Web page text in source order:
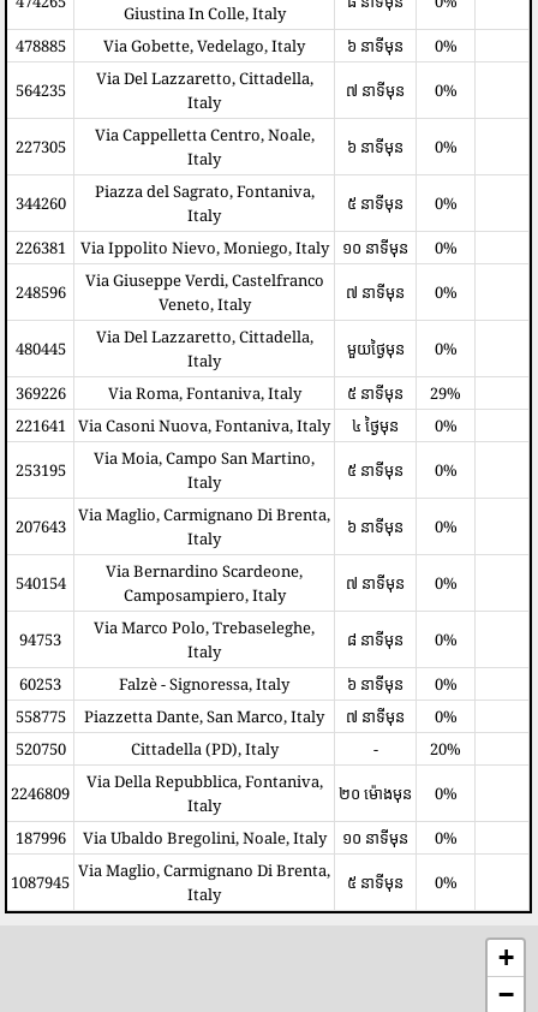
Giustina In Colle, Italy
478885 Via Gobette, Vedelago, Italy ៦ នាទីមុន 0%
564235
Via Del Lazzaretto, Cittadella,
Italy
៧ នាទីមុន 0%
227305
Via Cappelletta Centro, Noale,
Italy
៦ នាទីមុន 0%
344260
Piazza del Sagrato, Fontaniva,
Italy
៥ នាទីមុន 0%
226381 Via Ippolito Nievo, Moniego, Italy ១០ នាទីមុន 0%
248596
Via Giuseppe Verdi, Castelfranco
Veneto, Italy
៧ នាទីមុន 0%
480445
Via Del Lazzaretto, Cittadella,
Italy
មួយថ្ងៃមុន 0%
369226 Via Roma, Fontaniva, Italy ៥ នាទីមុន
29%
221641 Via Casoni Nuova, Fontaniva, Italy ៤ ថ្ងៃមុន 0%
253195
Via Moia, Campo San Martino,
Italy
៥ នាទីមុន 0%
207643
Via Maglio, Carmignano Di Brenta,
Italy
៦ នាទីមុន 0%
540154
Via Bernardino Scardeone,
Camposampiero, Italy
៧ នាទីមុន 0%
94753
Via Marco Polo, Trebaseleghe,
Italy
៨ នាទីមុន 0%
60253 Falzè - Signoressa, Italy ៦ នាទីមុន
0%
558775
Piazzetta Dante, San Marco, Italy ៧ នាទីមុន
0%
520750
Cittadella (PD), Italy - 20%
2246809
Via Della Repubblica, Fontaniva,
Italy
២០ ម៉ោងមុន 0%
187996 Via Ubaldo Bregolini, Noale, Italy ១០ នាទីមុន 0%
1087945
Via Maglio, Carmignano Di Brenta,
Italy
៥ នាទីមុន 0%
+
−